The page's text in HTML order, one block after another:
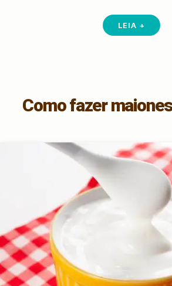
LEIA +
Como fazer